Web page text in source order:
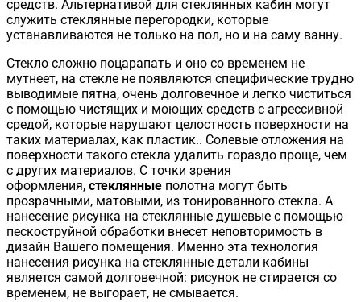
средств. Альтернативой для стеклянных кабин могут
служить стеклянные перегородки, которые
устанавливаются не только на пол, но и на саму ванну.
Стекло сложно поцарапать и оно со временем не
мутнеет, на стекле не появляются специфические трудно
выводимые пятна, очень долговечное и легко чиститься
с помощью чистящих и моющих средств с агрессивной
средой, которые нарушают целостность поверхности на
таких материалах, как пластик.. Солевые отложения на
поверхности такого стекла удалить гораздо проще, чем
с других материалов. С точки зрения
оформления, стеклянные полотна могут быть
прозрачными, матовыми, из тонированного стекла. А
нанесение рисунка на стеклянные душевые с помощью
пескоструйной обработки внесет неповторимость в
дизайн Вашего помещения. Именно эта технология
нанесения рисунка на стеклянные детали кабины
является самой долговечной: рисунок не стирается со
временем, не выгорает, не смывается.